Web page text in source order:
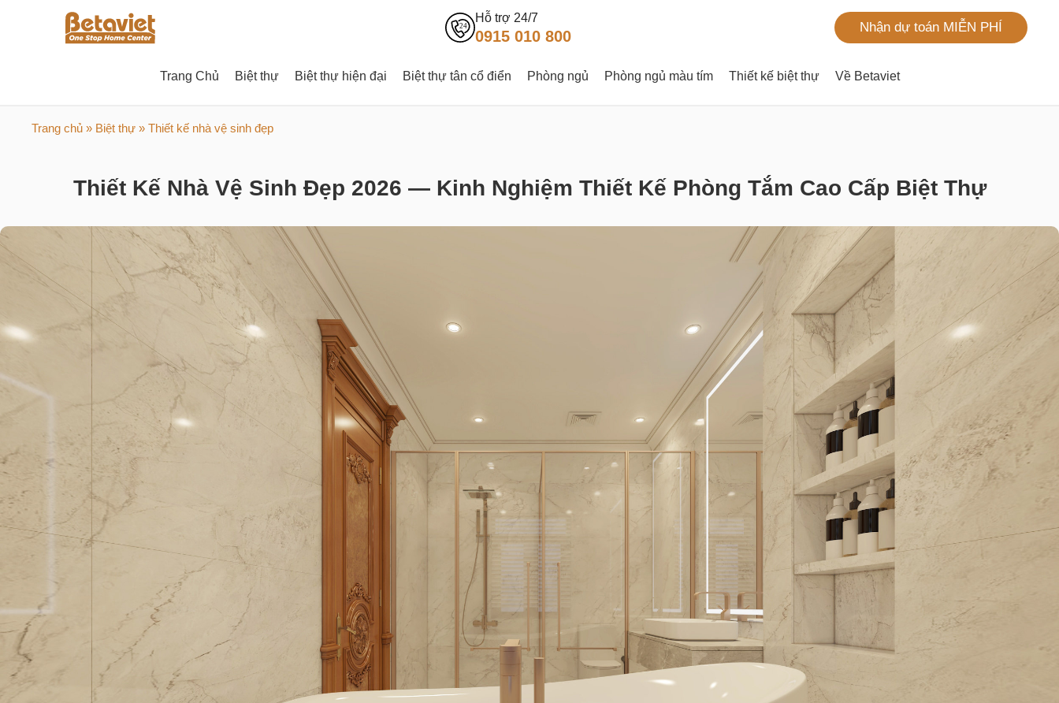
Hỗ trợ 24/7
0915 010 800 Nhận dự toán MIỄN PHÍ
Trang Chủ Biệt thự Biệt thự hiện đại Biệt thự tân cổ điển Phòng ngủ Phòng ngủ màu tím Thiết kế biệt thự Về Betaviet
Trang chủ » Biệt thự » Thiết kế nhà vệ sinh đẹp
Thiết Kế Nhà Vệ Sinh Đẹp 2026 — Kinh Nghiệm Thiết Kế Phòng Tắm Cao Cấp Biệt Thự